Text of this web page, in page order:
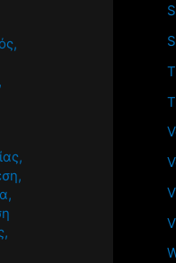
,
,
,
,
,
,